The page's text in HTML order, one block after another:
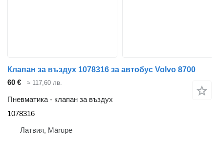
Клапан за въздух 1078316 за автобус Volvo 8700
60 €
≈ 117,60 лв.
Пневматика - клапан за въздух
1078316
Латвия, Mārupe